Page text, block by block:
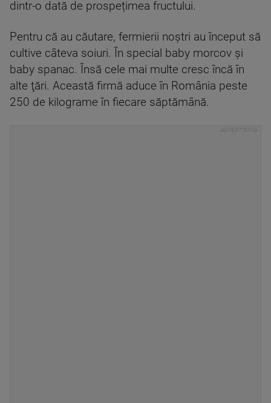
dintr-o dată de prospețimea fructului.
Pentru că au căutare, fermierii noștri au început să
cultive câteva soiuri. În special baby morcov şi
baby spanac. Însă cele mai multe cresc încă în
alte ţări. Această firmă aduce în România peste
250 de kilograme în fiecare săptămână.